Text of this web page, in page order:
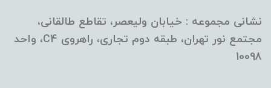
نشانی مجموعه : خیابان ولیعصر، تقاطع طالقانی،
مجتمع نور تهران، طبقه دوم تجاری، راهروی C4، واحد
10098